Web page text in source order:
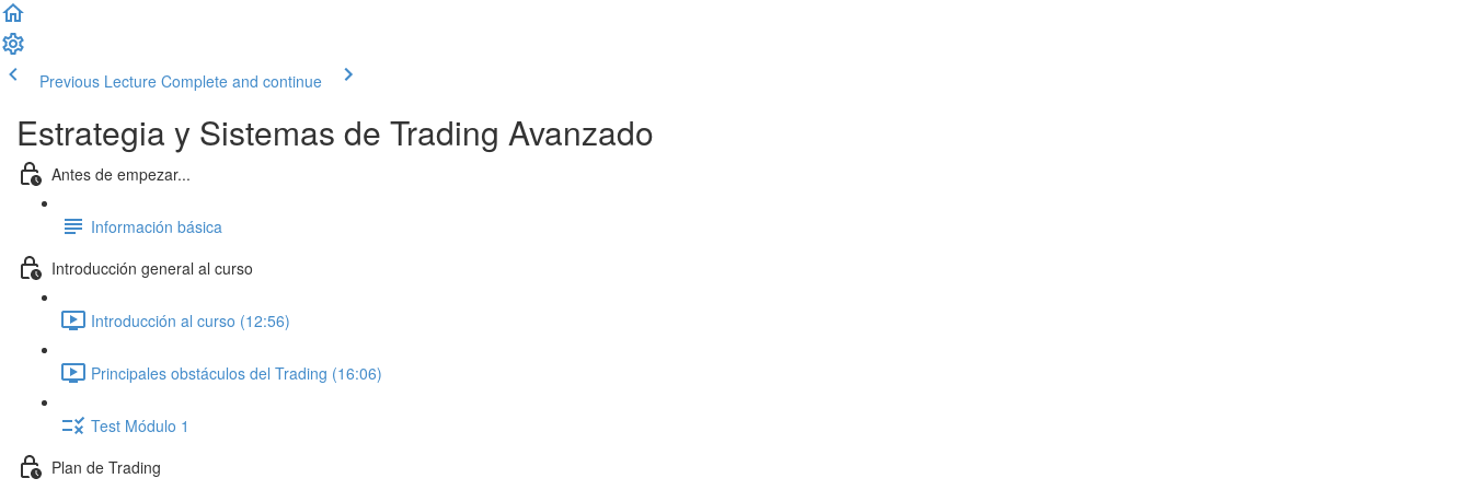
Previous Lecture Complete and continue
Estrategia y Sistemas de Trading Avanzado
Antes de empezar...
Información básica
Introducción general al curso
Introducción al curso (12:56)
Principales obstáculos del Trading (16:06)
Test Módulo 1
Plan de Trading